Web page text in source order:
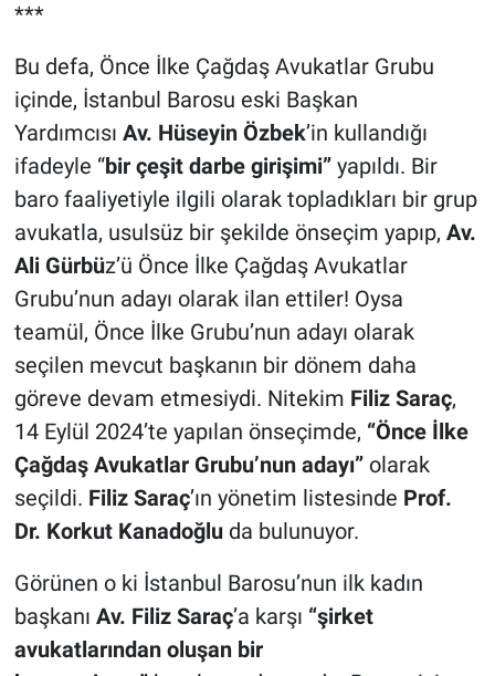
***
Bu defa, Önce İlke Çağdaş Avukatlar Grubu
içinde, İstanbul Barosu eski Başkan
Yardımcısı Av. Hüseyin Özbek’in kullandığı
ifadeyle “bir çeşit darbe girişimi”yapıldı. Bir
baro faaliyetiyle ilgili olarak topladıkları bir grup
avukatla, usulsüz bir şekilde önseçim yapıp, Av.
Ali Gürbüz’ü Önce İlke Çağdaş Avukatlar
Grubu’nun adayı olarak ilan ettiler! Oysa
teamül, Önce İlke Grubu’nun adayı olarak
seçilen mevcut başkanın bir dönem daha
göreve devam etmesiydi. Nitekim Filiz Saraç,
14 Eylül 2024’te yapılan önseçimde, “Önce İlke
Çağdaş Avukatlar Grubu’nun adayı”olarak
seçildi. Filiz Saraç’ın yönetim listesinde Prof.
Dr. Korkut Kanadoğluda bulunuyor.
Görünen o ki İstanbul Barosu’nun ilk kadın
başkanı Av. Filiz Saraç’a karşı “şirket
avukatlarından oluşan bir